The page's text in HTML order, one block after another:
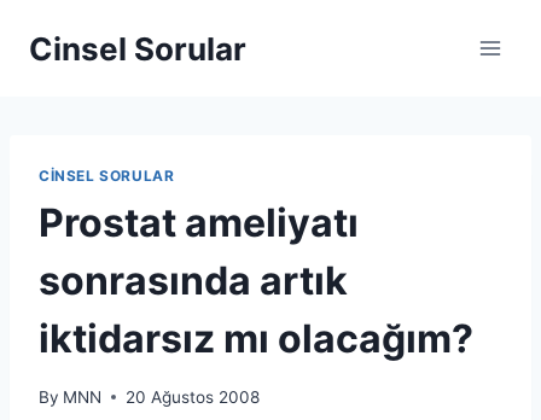
Cinsel Sorular
CINSEL SORULAR
Prostat ameliyatı
sonrasında artık
iktidarsız mı olacağım?
By MNN 20 Ağustos 2008